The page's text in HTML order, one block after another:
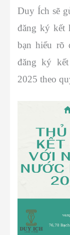
Duy Ích sẽ
đăng ký kết
bạn hiểu rõ
đăng ký
2025 theo